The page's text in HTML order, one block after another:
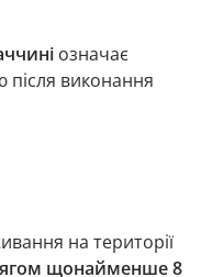
означає
після виконання
на території
щонайменше 8